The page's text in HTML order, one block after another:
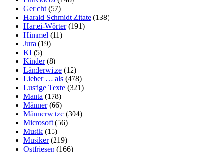
Gericht (57)
Harald Schmidt Zitate (138)
Hartei-Wörter(191)
Himmel (11)
Jura (19)
KI (5)
Kinder(8)
Länderwitze (12)
Lieber … als (478)
Lustige Texte (321)
Manta (178)
Männer(66)
Männerwitze (304)
Microsoft (56)
Musik (15)
Musiker(219)
Ostfriesen (166)